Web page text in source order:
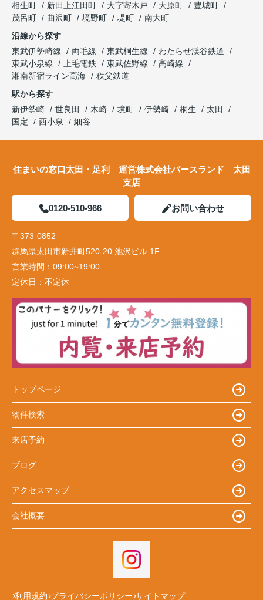
相生町
新田上江田町 大字寄木戸 大原町
豊城町
茂呂町
曲沢町 境野町 堤町
南大町
沿線から探す
東武伊勢崎線
両毛線 東武桐生線
わたらせ渓谷鉄道
東武小泉線
上毛電鉄 東武佐野線
高崎線
湘南新宿ライン高海
秩父鉄道
駅から探す
新伊勢崎
世良田 木崎 境町 伊勢崎 桐生
太田
国定
西小泉 細谷
住まいの窓口太田・足利 運営株式会社バースランド 太田
支店
0120-510-966 お問い合わせ
〒373-0852
群馬県太田市新井町520-20 池沢ビル 1F
営業時間： 09:00~19:00
定休日： 不定休
トップページ
物件検索
来店予約
ブログ
アクセスマップ
会社概要
利用規約 プライバシーポリシー サイトマップ